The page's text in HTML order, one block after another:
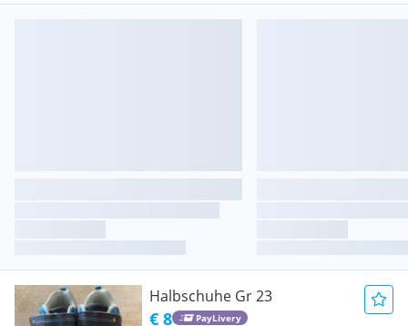
Halbschuhe Gr 23
€ 8 PayLivery